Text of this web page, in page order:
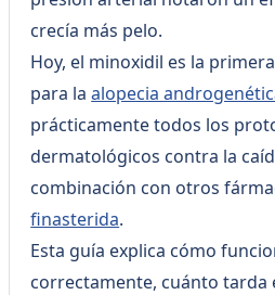
crecía más pelo.
Hoy, el minoxidil es la
para laalopecia
prácticamente todos los
dermatológicos contra la
combinación con otros
finasterida.
Esta guía explica cómo
correctamente, cuánto tarda